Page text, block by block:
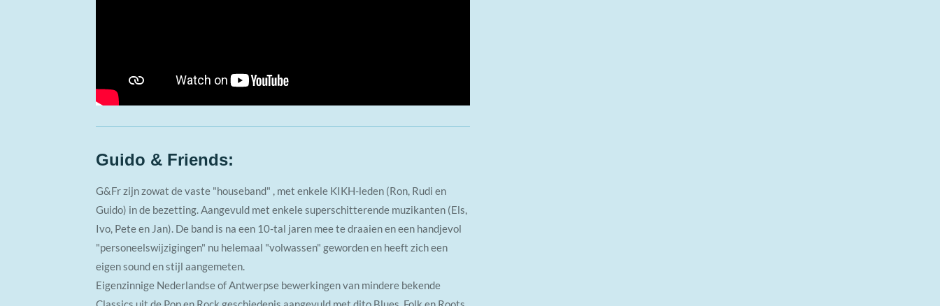
Guido & Friends:
G&Fr zijn zowat de vaste "houseband" , met enkele KIKH-leden (Ron, Rudi en
Guido) in de bezetting. Aangevuld met enkele superschitterende muzikanten (Els,
Ivo, Pete en Jan). De band is na een 10-tal jaren mee te draaien en een handjevol
"personeelswijzigingen" nu helemaal "volwassen" geworden en heeft zich een
eigen sound en stijl aangemeten.
Eigenzinnige Nederlandse of Antwerpse bewerkingen van mindere bekende